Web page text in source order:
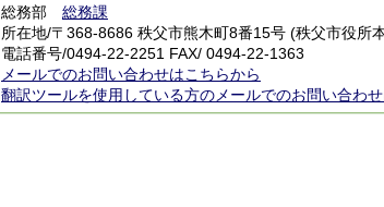
総務部 総務課
所在地/〒368-8686 秩父市熊木町8番15号 (秩父市役所
電話番号/0494-22-2251 FAX/ 0494-22-1363
メールでのお問い合わせはこちらから
翻訳ツールを使用している方のメールでのお問い合わ